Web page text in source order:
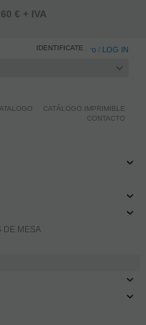
€ + IVA
Registro / LOG IN
IDENTIFICATE
CATÁLOGO IMPRIMIBLE
CONTACTO
DE MESA